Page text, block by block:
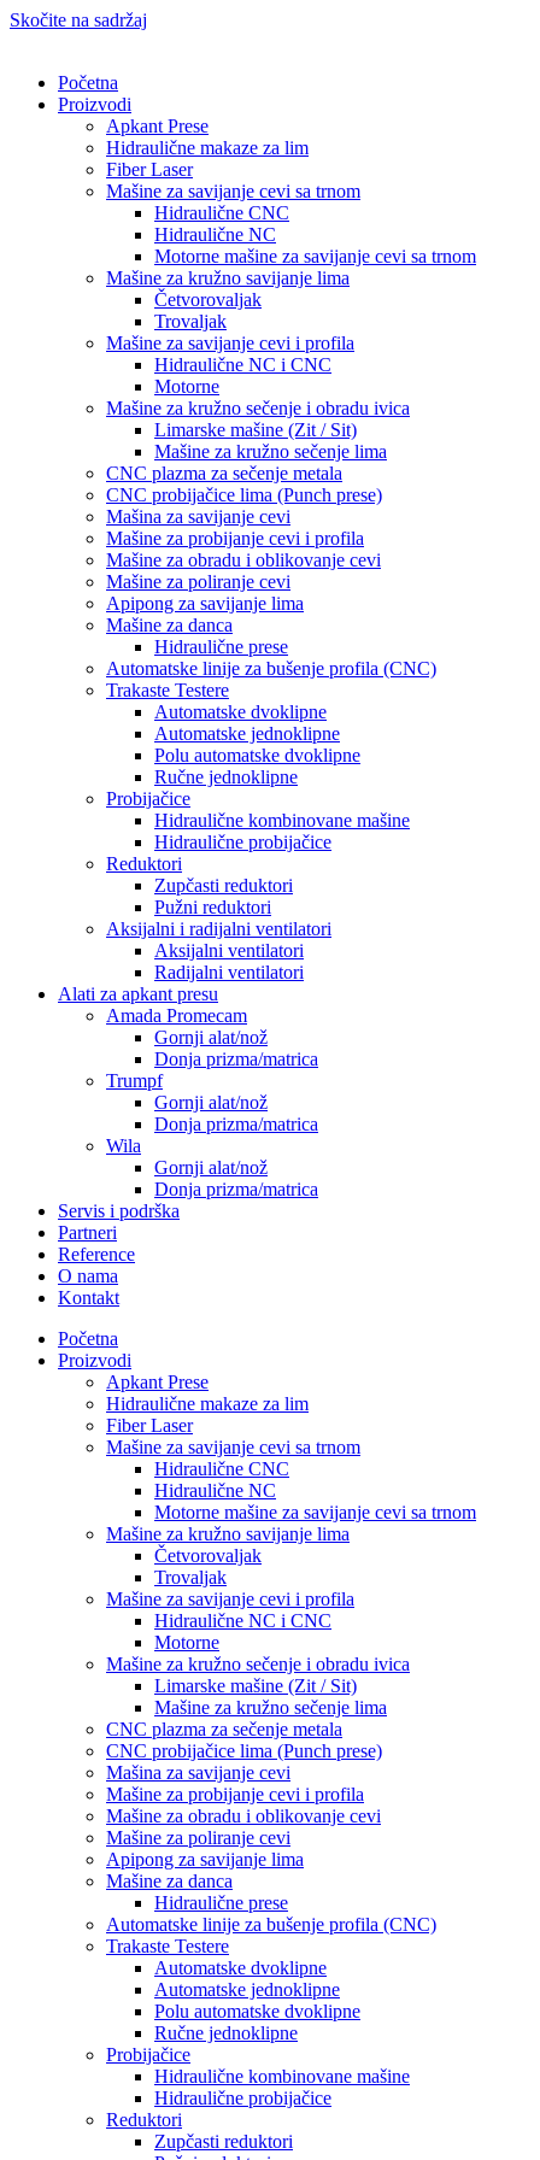
Skočite na sadržaj
Početna
Proizvodi
Apkant Prese
Hidraulične makaze za lim
Fiber Laser
Mašine za savijanje cevi sa trnom
Hidraulične CNC
Hidraulične NC
Motorne mašine za savijanje cevi sa trnom
Mašine za kružno savijanje lima
Četvorovaljak
Trovaljak
Mašine za savijanje cevi i profila
Hidraulične NC i CNC
Motorne
Mašine za kružno sečenje i obradu ivica
Limarske mašine (Zit / Sit)
Mašine za kružno sečenje lima
CNC plazma za sečenje metala
CNC probijačice lima (Punch prese)
Mašina za savijanje cevi
Mašine za probijanje cevi i profila
Mašine za obradu i oblikovanje cevi
Mašine za poliranje cevi
Apipong za savijanje lima
Mašine za danca
Hidraulične prese
Automatske linije za bušenje profila (CNC)
Trakaste Testere
Automatske dvoklipne
Automatske jednoklipne
Polu automatske dvoklipne
Ručne jednoklipne
Probijačice
Hidraulične kombinovane mašine
Hidraulične probijačice
Reduktori
Zupčasti reduktori
Pužni reduktori
Aksijalni i radijalni ventilatori
Aksijalni ventilatori
Radijalni ventilatori
Alati za apkant presu
Amada Promecam
Gornji alat/nož
Donja prizma/matrica
Trumpf
Gornji alat/nož
Donja prizma/matrica
Wila
Gornji alat/nož
Donja prizma/matrica
Servis i podrška
Partneri
Reference
O nama
Kontakt
Početna
Proizvodi
Apkant Prese
Hidraulične makaze za lim
Fiber Laser
Mašine za savijanje cevi sa trnom
Hidraulične CNC
Hidraulične NC
Motorne mašine za savijanje cevi sa trnom
Mašine za kružno savijanje lima
Četvorovaljak
Trovaljak
Mašine za savijanje cevi i profila
Hidraulične NC i CNC
Motorne
Mašine za kružno sečenje i obradu ivica
Limarske mašine (Zit / Sit)
Mašine za kružno sečenje lima
CNC plazma za sečenje metala
CNC probijačice lima (Punch prese)
Mašina za savijanje cevi
Mašine za probijanje cevi i profila
Mašine za obradu i oblikovanje cevi
Mašine za poliranje cevi
Apipong za savijanje lima
Mašine za danca
Hidraulične prese
Automatske linije za bušenje profila (CNC)
Trakaste Testere
Automatske dvoklipne
Automatske jednoklipne
Polu automatske dvoklipne
Ručne jednoklipne
Probijačice
Hidraulične kombinovane mašine
Hidraulične probijačice
Reduktori
Zupčasti reduktori